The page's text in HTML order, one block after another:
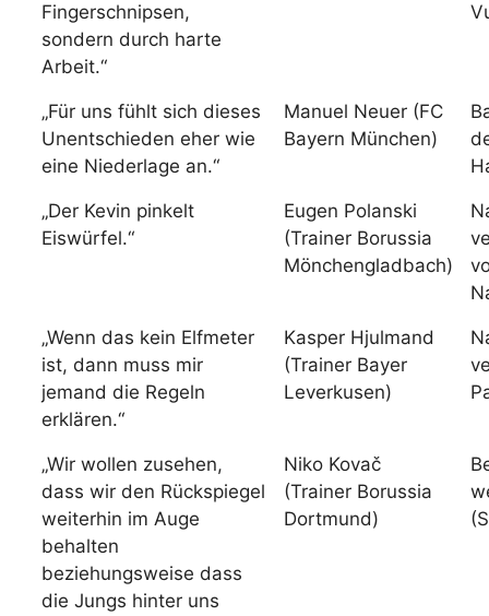
Fingerschnipsen,
sondern durch harte
Arbeit.“
„Für uns fühlt sich dieses
Unentschieden eher wie
eine Niederlage an.“
Manuel Neuer (FC
Bayern München)
„Der Kevin pinkelt
Eiswürfel.“
Eugen Polanski
(Trainer Borussia
Mönchengladbach)
„Wenn das kein Elfmeter
ist, dann muss mir
jemand die Regeln
erklären.“
Kasper Hjulmand
(Trainer Bayer
Leverkusen)
„Wir wollen zusehen,
dass wir den Rückspiegel
weiterhin im Auge
behalten
beziehungsweise dass
die Jungs hinter uns
Niko Kovač
(Trainer Borussia
Dortmund)